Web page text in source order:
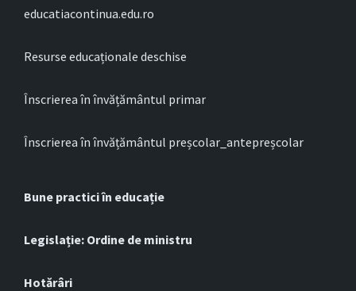
educatiacontinua.edu.ro
Resurse educaționale deschise
Înscrierea în învățământul primar
Înscrierea în învățământul preșcolar_antepreșcolar
Bune practici în educație
Legislație: Ordine de ministru
Hotărâri